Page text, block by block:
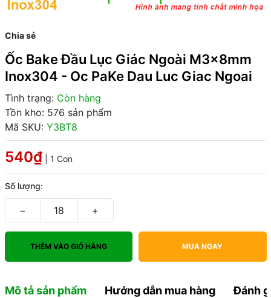
Chia sẻ
Ốc Bake Đầu Lục Giác Ngoài M3x8mm
Inox304 - Oc PaKe Dau Luc Giac Ngoai
Tình trạng: Còn hàng
Tồn kho: 576 sản phẩm
Mã SKU: Y3BT8
540₫ | 1 Con
Số lượng:
− +
THÊM VÀO GIỎ HÀNG MUA NGAY
Mô tả sản phẩm Hướng dẫn mua hàng Đánh